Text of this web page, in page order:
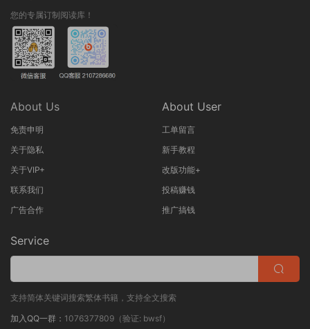
您的专属订制阅读库！
About Us
免责申明
关于隐私
关于VIP+
联系我们
广告合作
About User
工单留言
新手教程
改版功能+
投稿赚钱
推广搞钱
Service
支持简体关键词搜索繁体书籍，支持全文搜索
加入QQ一群： 1076377809（验证: bwsf）